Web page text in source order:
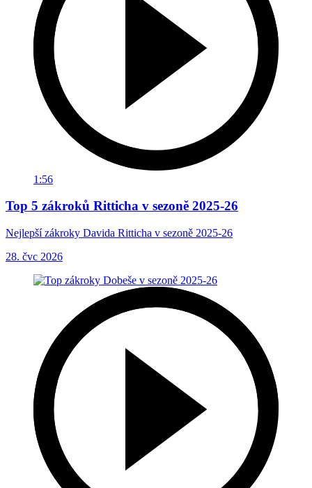
1:56
Top 5 zákroků Ritticha v sezoně 2025-26
Nejlepší zákroky Davida Ritticha v sezoně 2025-26
28. čvc 2026